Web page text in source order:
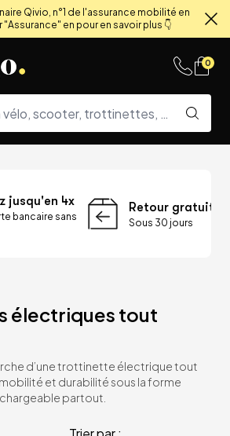
Qivio, n°1 de l'assurance mobilité en
"Assurance" en pour en savoir plus 👇
0
jusqu'en 4x
bancaire sans
Retour gratuit
Sous 30 jours
électriques tout
d’une trottinette électrique tout
et durabilité sous la forme
partout.